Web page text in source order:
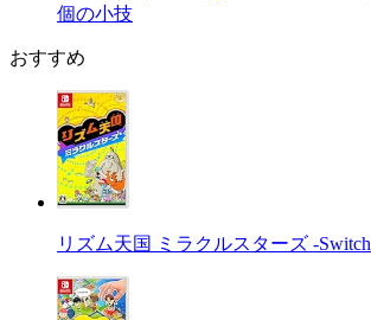
個の小技
おすすめ
リズム天国 ミラクルスターズ -Switch